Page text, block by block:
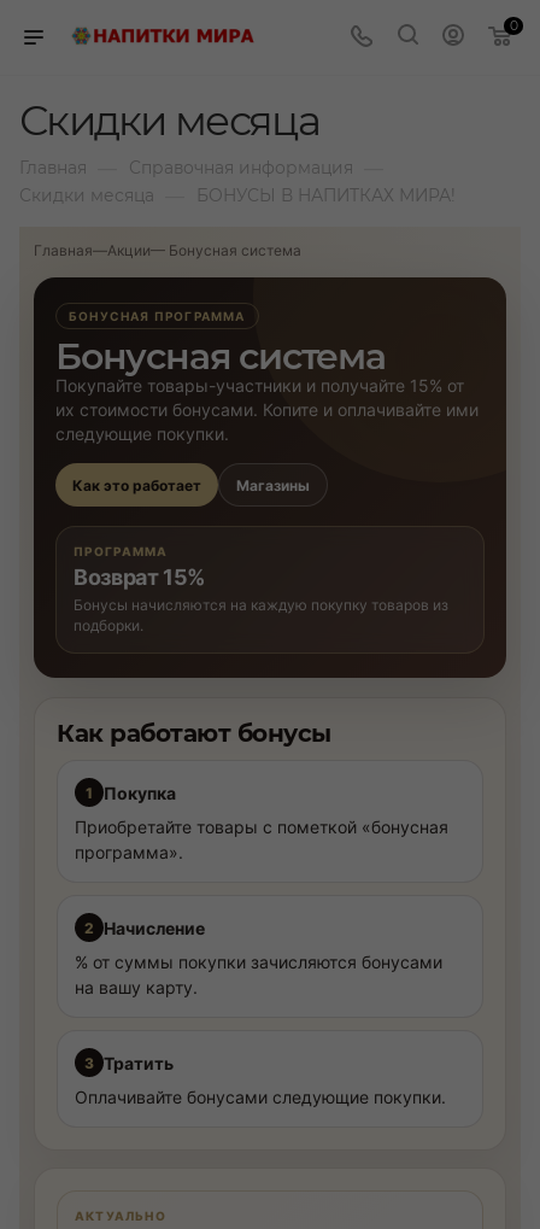
0
Скидки месяца
Главная Справочная информация
Скидки месяца БОНУСЫ В НАПИТКАХ МИРА!
Главная—Акции— Бонусная система
БОНУСНАЯ ПРОГРАММА
Бонусная система
Покупайте товары-участники и получайте 15% от
их стоимости бонусами. Копите и оплачивайте ими
следующие покупки.
Как это работает Магазины
ПРОГРАММА
Возврат 15%
Бонусы начисляются на каждую покупку товаров из
подборки.
Как работают бонусы
1
Покупка
Приобретайте товары с пометкой «бонусная
программа».
2
Начисление
% от суммы покупки зачисляются бонусами
на вашу карту.
3 Тратить
Оплачивайте бонусами следующие покупки.
АКТУАЛЬНО